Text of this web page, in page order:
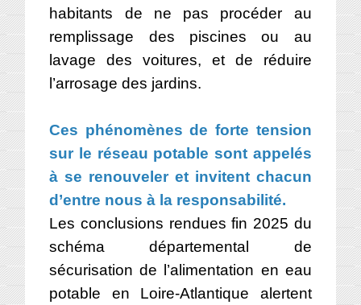
habitants de ne pas procéder au
remplissage des piscines ou au
lavage des voitures, et de réduire
l’arrosage des jardins.
Ces phénomènes de forte tension
sur le réseau potable sont appelés
à se renouveler et invitent chacun
d’entre nous à la responsabilité.
Les conclusions rendues fin 2025 du
schéma départemental de
sécurisation de l’alimentation en eau
potable en Loire-Atlantique alertent